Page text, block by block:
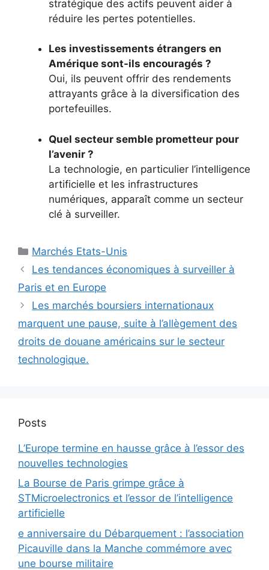
stratégique des actifs peuvent aider à
réduire les pertes potentielles.
Les investissements étrangers en
Amérique sont-ils encouragés ?
Oui, ils peuvent offrir des rendements
attrayants grâce à la diversification des
portefeuilles.
Quel secteur semble prometteur pour
l’avenir ?
La technologie, en particulier l’intelligence
artificielle et les infrastructures
numériques, apparaît comme un secteur
clé à surveiller.
Catégories
Marchés Etats-Unis
Les tendances économiques à surveiller à
Paris et en Europe
Les marchés boursiers internationaux
marquent une pause, suite à l’allègement des
droits de douane américains sur le secteur
technologique.
Posts
L’Europe termine en hausse grâce à l’essor des
nouvelles technologies
La Bourse de Paris grimpe grâce à
STMicroelectronics et l’essor de l’intelligence
artificielle
e anniversaire du Débarquement : l’association
Picauville dans la Manche commémore avec
une bourse militaire